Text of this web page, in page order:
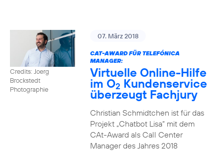
Credits: Joerg
Brockstedt
Photographie
07. März 2018
CAT-AWARD FÜR TELEFÓNICA
MANAGER:
Virtuelle Online-Hilfe
im O2 Kundenservice
überzeugt Fachjury
Christian Schmidtchen ist für das
Projekt „Chatbot Lisa“ mit dem
CAt-Award als Call Center
Manager des Jahres 2018